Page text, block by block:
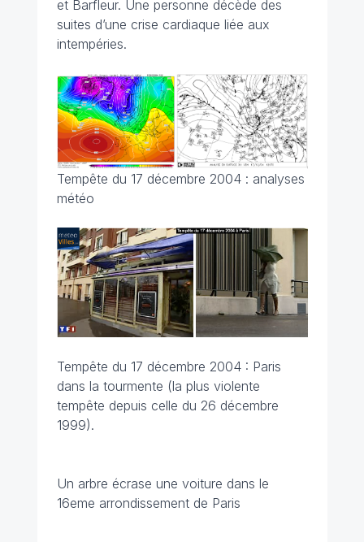
et Barfleur. Une personne décède des
suites d’une crise cardiaque liée aux
intempéries.
Tempête du 17 décembre 2004 : analyses
météo
Tempête du 17 décembre 2004 : Paris
dans la tourmente (la plus violente
tempête depuis celle du 26 décembre
1999).
Un arbre écrase une voiture dans le
16eme arrondissement de Paris